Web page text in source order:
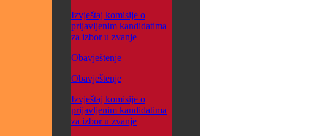
Izvještaj komisije o
prijavljenim kandidatima
za izbor u zvanje
Obavještenje
Obavještenje
Izvještaj komisije o
prijavljenim kandidatima
za izbor u zvanje